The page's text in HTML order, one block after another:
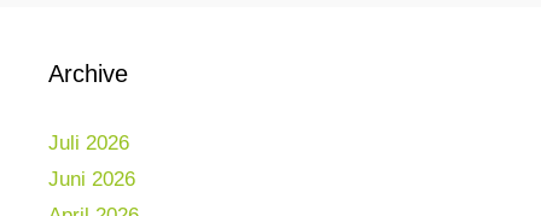
Archive
Juli 2026
Juni 2026